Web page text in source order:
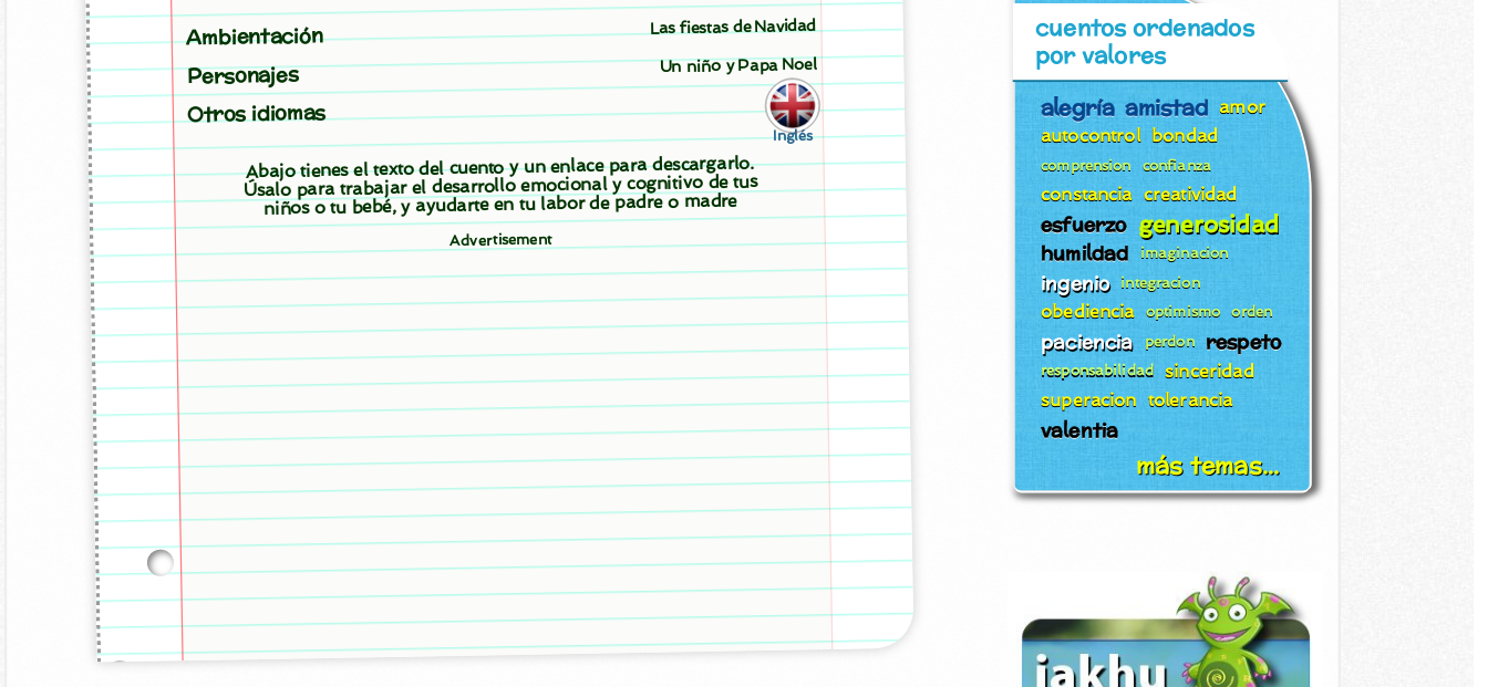
Ambientación Las fiestas de Navidad
Personajes Un niño y Papa Noel
Otros idiomas
Inglés
Abajo tienes el texto del cuento y un enlace para descargarlo.
Úsalo para trabajar el desarrollo emocional y cognitivo de tus
niños o tu bebé, y ayudarte en tu labor de padre o madre
Advertisement
cuentos ordenados
por valores
alegría amistad amor
autocontrol bondad
comprension confianza
constancia creatividad
esfuerzo generosidad
humildad imaginacion
ingenio integracion
obediencia optimismo orden
paciencia perdon respeto
responsabilidad sinceridad
superacion tolerancia
valentia
más temas...